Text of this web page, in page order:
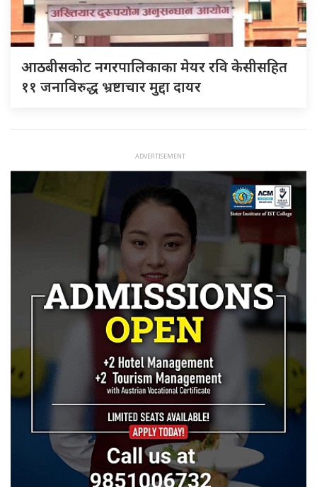
आठबीसकोट नगरपालिकाका मेयर रवि केसीसहित
११ जनाविरुद्ध भ्रष्टाचार मुद्दा दायर